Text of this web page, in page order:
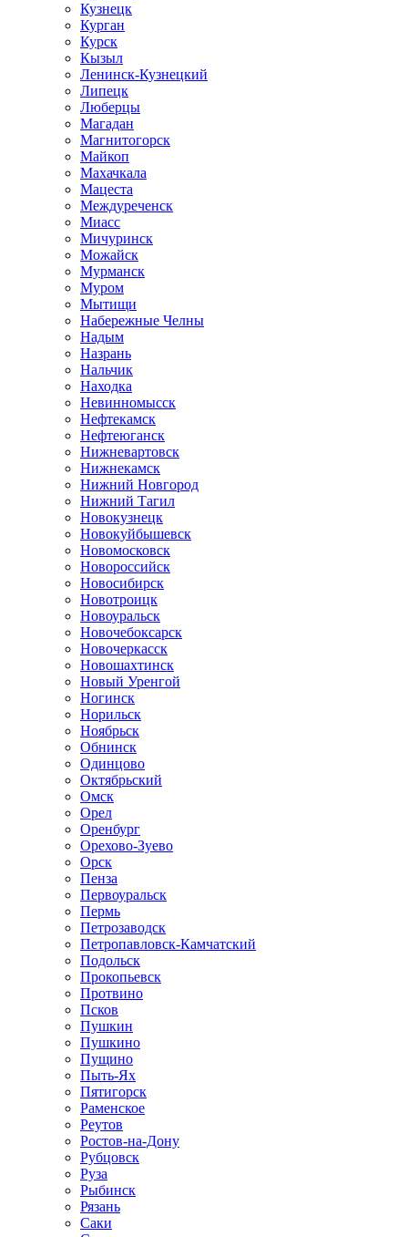
Кузнецк
Курган
Курск
Кызыл
Ленинск-Кузнецкий
Липецк
Люберцы
Магадан
Магнитогорск
Майкоп
Махачкала
Мацеста
Междуреченск
Миасс
Мичуринск
Можайск
Мурманск
Муром
Мытищи
Набережные Челны
Надым
Назрань
Нальчик
Находка
Невинномысск
Нефтекамск
Нефтеюганск
Нижневартовск
Нижнекамск
Нижний Новгород
Нижний Тагил
Новокузнецк
Новокуйбышевск
Новомосковск
Новороссийск
Новосибирск
Новотроицк
Новоуральск
Новочебоксарск
Новочеркасск
Новошахтинск
Новый Уренгой
Ногинск
Норильск
Ноябрьск
Обнинск
Одинцово
Октябрьский
Омск
Орел
Оренбург
Орехово-Зуево
Орск
Пенза
Первоуральск
Пермь
Петрозаводск
Петропавловск-Камчатский
Подольск
Прокопьевск
Протвино
Псков
Пушкин
Пушкино
Пущино
Пыть-Ях
Пятигорск
Раменское
Реутов
Ростов-на-Дону
Рубцовск
Руза
Рыбинск
Рязань
Саки